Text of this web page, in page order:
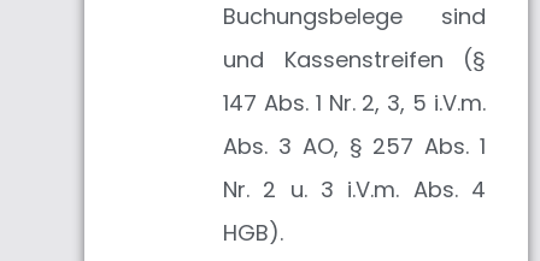
Buchungsbelege sind
und Kassenstreifen (§
147 Abs. 1 Nr. 2, 3, 5 i.V.m.
Abs. 3 AO, § 257 Abs. 1
Nr. 2 u. 3 i.V.m. Abs. 4
HGB).